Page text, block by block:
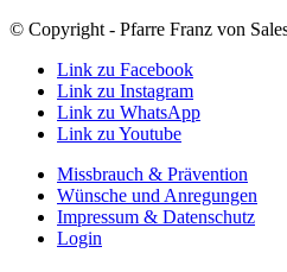
© Copyright - Pfarre Franz von
Link zu Facebook
Link zu Instagram
Link zu WhatsApp
Link zu Youtube
Missbrauch & Prävention
Wünsche und Anregungen
Impressum & Datenschutz
Login